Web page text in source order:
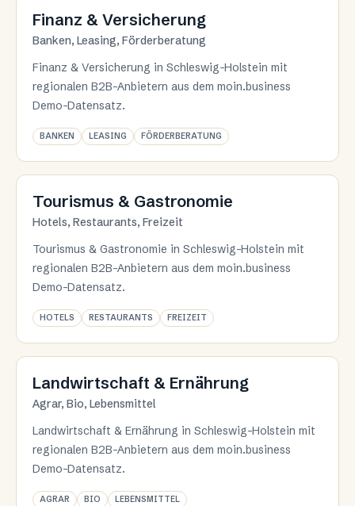
Finanz & Versicherung
Banken, Leasing, Förderberatung
Finanz & Versicherung in Schleswig-Holstein mit
regionalen B2B-Anbietern aus dem moin.business
Demo-Datensatz.
BANKEN LEASING FÖRDERBERATUNG
Tourismus & Gastronomie
Hotels, Restaurants, Freizeit
Tourismus & Gastronomie in Schleswig-Holstein mit
regionalen B2B-Anbietern aus dem moin.business
Demo-Datensatz.
HOTELS RESTAURANTS FREIZEIT
Landwirtschaft & Ernährung
Agrar, Bio, Lebensmittel
Landwirtschaft & Ernährung in Schleswig-Holstein mit
regionalen B2B-Anbietern aus dem moin.business
Demo-Datensatz.
AGRAR BIO LEBENSMITTEL